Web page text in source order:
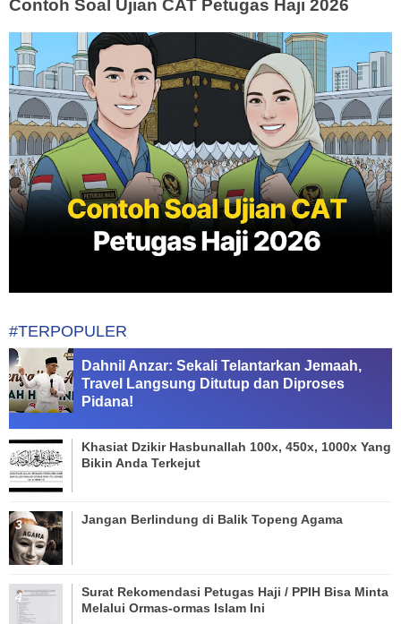
Contoh Soal Ujian CAT Petugas Haji 2026
#TERPOPULER
Dahnil Anzar: Sekali Telantarkan Jemaah,
Travel Langsung Ditutup dan Diproses
Pidana!
Khasiat Dzikir Hasbunallah 100x, 450x, 1000x Yang
Bikin Anda Terkejut
Jangan Berlindung di Balik Topeng Agama
Surat Rekomendasi Petugas Haji / PPIH Bisa Minta
Melalui Ormas-ormas Islam Ini